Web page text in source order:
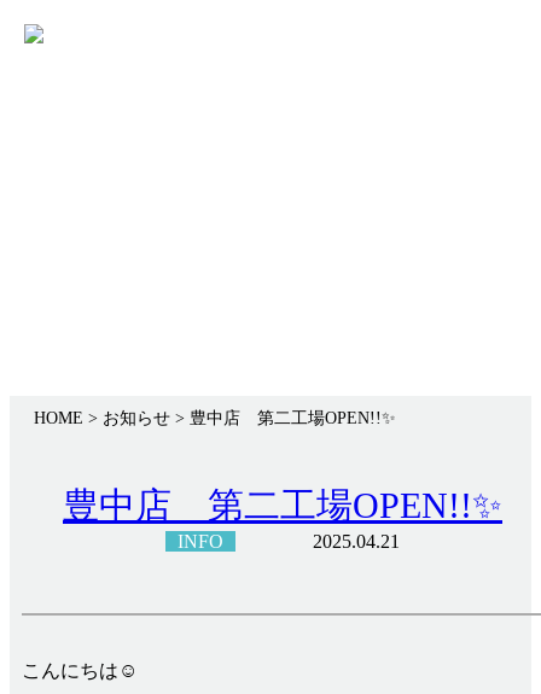
info
HOME > お知らせ > 豊中店 第二工場OPEN!!✨
豊中店 第二工場OPEN!!✨
INFO 2025.04.21
こんにちは☺